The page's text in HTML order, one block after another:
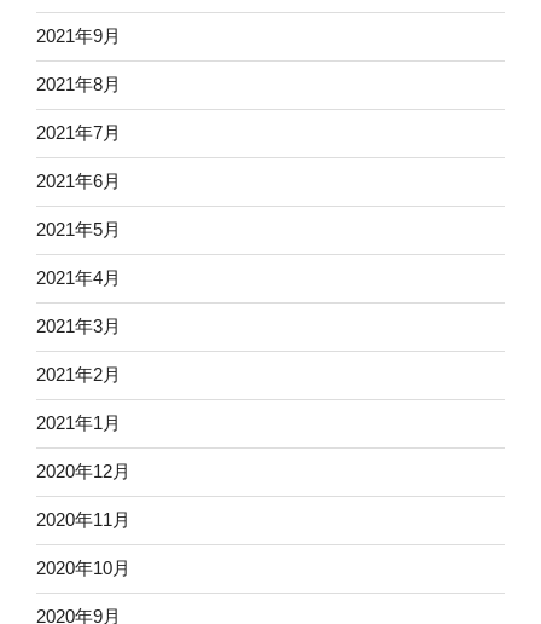
2021年9月
2021年8月
2021年7月
2021年6月
2021年5月
2021年4月
2021年3月
2021年2月
2021年1月
2020年12月
2020年11月
2020年10月
2020年9月